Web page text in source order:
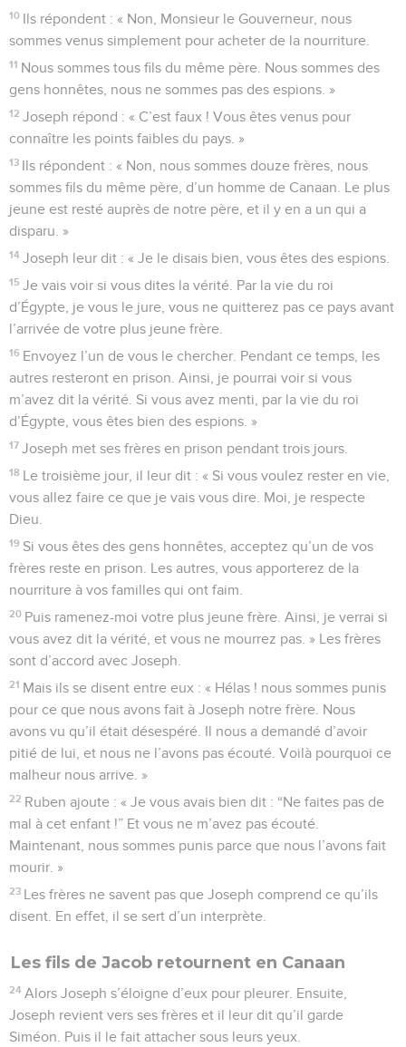
10 Ils répondent : « Non, Monsieur le Gouverneur, nous
sommes venus simplement pour acheter de la nourriture.
11 Nous sommes tous fils du même père. Nous sommes des
gens honnêtes, nous ne sommes pas des espions. »
12 Joseph répond : « C’est faux ! Vous êtes venus pour
connaître les points faibles du pays. »
13 Ils répondent : « Non, nous sommes douze frères, nous
sommes fils du même père, d’un homme de Canaan. Le plus
jeune est resté auprès de notre père, et il y en a un qui a
disparu. »
14 Joseph leur dit : « Je le disais bien, vous êtes des espions.
15 Je vais voir si vous dites la vérité. Par la vie du roi
d’Égypte, je vous le jure, vous ne quitterez pas ce pays avant
l’arrivée de votre plus jeune frère.
16 Envoyez l’un de vous le chercher. Pendant ce temps, les
autres resteront en prison. Ainsi, je pourrai voir si vous
m’avez dit la vérité. Si vous avez menti, par la vie du roi
d’Égypte, vous êtes bien des espions. »
17 Joseph met ses frères en prison pendant trois jours.
18 Le troisième jour, il leur dit : « Si vous voulez rester en vie,
vous allez faire ce que je vais vous dire. Moi, je respecte
Dieu.
19 Si vous êtes des gens honnêtes, acceptez qu’un de vos
frères reste en prison. Les autres, vous apporterez de la
nourriture à vos familles qui ont faim.
20 Puis ramenez-moi votre plus jeune frère. Ainsi, je verrai si
vous avez dit la vérité, et vous ne mourrez pas. » Les frères
sont d’accord avec Joseph.
21 Mais ils se disent entre eux : « Hélas ! nous sommes punis
pour ce que nous avons fait à Joseph notre frère. Nous
avons vu qu’il était désespéré. Il nous a demandé d’avoir
pitié de lui, et nous ne l’avons pas écouté. Voilà pourquoi ce
malheur nous arrive. »
22 Ruben ajoute : « Je vous avais bien dit : “Ne faites pas de
mal à cet enfant !” Et vous ne m’avez pas écouté.
Maintenant, nous sommes punis parce que nous l’avons fait
mourir. »
23 Les frères ne savent pas que Joseph comprend ce qu’ils
disent. En effet, il se sert d’un interprète.
Les fils de Jacob retournent en Canaan
24 Alors Joseph s’éloigne d’eux pour pleurer. Ensuite,
Joseph revient vers ses frères et il leur dit qu’il garde
Siméon. Puis il le fait attacher sous leurs yeux.